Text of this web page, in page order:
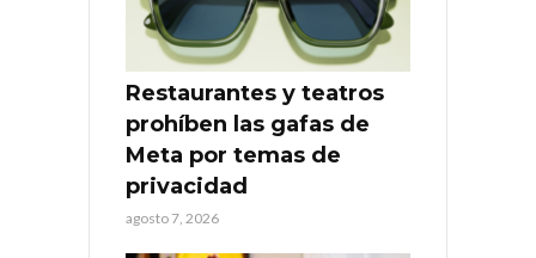
Restaurantes y teatros
prohíben las gafas de
Meta por temas de
privacidad
agosto 7, 2026